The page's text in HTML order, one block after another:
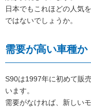
日本でもこれほどの人気
ではないでしょうか。
需要が高い車種か
S90は1997年に初めて販
います。
需要がなければ、新しい